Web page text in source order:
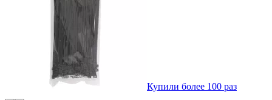
Купили более 100 раз